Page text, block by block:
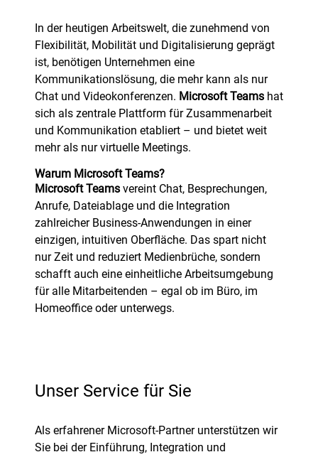
In der heutigen Arbeitswelt, die zunehmend von
Flexibilität, Mobilität und Digitalisierung geprägt
ist, benötigen Unternehmen eine
Kommunikationslösung, die mehr kann als nur
Chat und Videokonferenzen. Microsoft Teams hat
sich als zentrale Plattform für Zusammenarbeit
und Kommunikation etabliert – und bietet weit
mehr als nur virtuelle Meetings.
Warum Microsoft Teams?
Microsoft Teams vereint Chat, Besprechungen,
Anrufe, Dateiablage und die Integration
zahlreicher Business-Anwendungen in einer
einzigen, intuitiven Oberfläche. Das spart nicht
nur Zeit und reduziert Medienbrüche, sondern
schafft auch eine einheitliche Arbeitsumgebung
für alle Mitarbeitenden – egal ob im Büro, im
Homeoffice oder unterwegs.
Unser Service für Sie
Als erfahrener Microsoft-Partner unterstützen wir
Sie bei der Einführung, Integration und